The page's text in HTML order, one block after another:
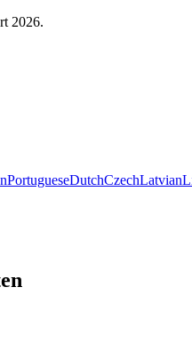
2026.
PortugueseDutchCzechLatvian